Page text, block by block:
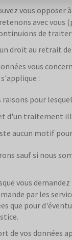
vous opposer
avec
de traiter
droit au retrait
vous
:
raisons pour
d'un traitement
aucun motif
sauf si nous
vous
par les
que pour
de vos données